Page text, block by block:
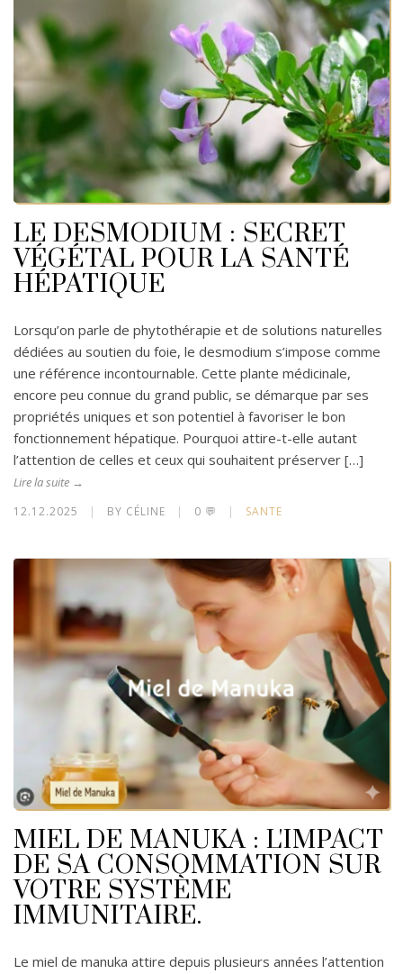
LE DESMODIUM : SECRET
VÉGÉTAL POUR LA SANTÉ
HÉPATIQUE
Lorsqu’on parle de phytothérapie et de solutions naturelles
dédiées au soutien du foie, le desmodium s’impose comme
une référence incontournable. Cette plante médicinale,
encore peu connue du grand public, se démarque par ses
propriétés uniques et son potentiel à favoriser le bon
fonctionnement hépatique. Pourquoi attire-t-elle autant
l’attention de celles et ceux qui souhaitent préserver […]
Lire la suite →
12.12.2025 | BY CÉLINE | 0 💬 | SANTE
MIEL DE MANUKA : L'IMPACT
DE SA CONSOMMATION SUR
VOTRE SYSTÈME
IMMUNITAIRE.
Le miel de manuka attire depuis plusieurs années l’attention